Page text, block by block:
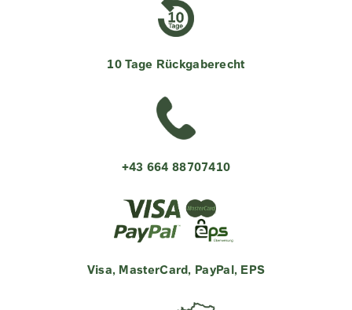
10 Tage Rückgaberecht
+43 664 88707410
Visa, MasterCard, PayPal, EPS